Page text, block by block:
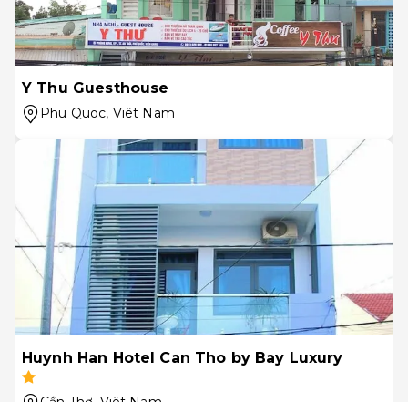
Y Thu Guesthouse
Phu Quoc, Viêt Nam
Huynh Han Hotel Can Tho by Bay Luxury